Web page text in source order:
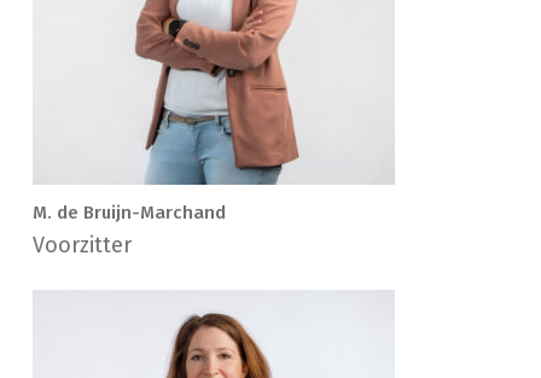
M. de Bruijn-Marchand
Voorzitter